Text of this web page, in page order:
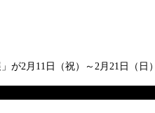
が2月11日（祝）～2月21日（